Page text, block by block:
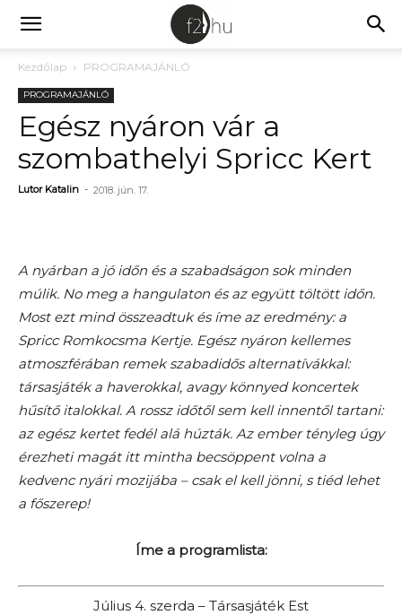
Kezdőlap PROGRAMAJÁNLÓ
PROGRAMAJÁNLÓ
Egész nyáron vár a
szombathelyi Spricc Kert
Lutor Katalin - 2018. jún. 17.
A nyárban a jó időn és a szabadságon sok minden
múlik. No meg a hangulaton és az együtt töltött időn.
Most ezt mind összeadtuk és íme az eredmény: a
Spricc Romkocsma Kertje. Egész nyáron kellemes
atmoszférában remek szabadidős alternatívákkal:
társasjáték a haverokkal, avagy könnyed koncertek
hűsítő italokkal. A rossz időtől sem kell innentől tartani:
az egész kertet fedél alá húzták. Az ember tényleg úgy
érezheti magát itt mintha becsöppent volna a
kedvenc nyári mozijába – csak el kell jönni, s tiéd lehet
a főszerep!
Íme a programlista:
Július 4. szerda – Társasjáték Est